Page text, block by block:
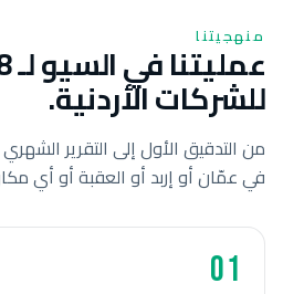
منهجيتنا
للشركات الأردنية.
من التدقيق الأول إلى التقرير
في عمّان أو إربد أو العقبة أو أي
01